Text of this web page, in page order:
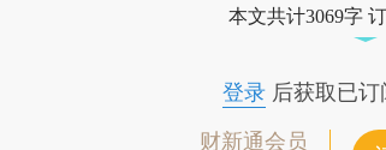
本文共计3069字
登录后获取已订
财新通会员